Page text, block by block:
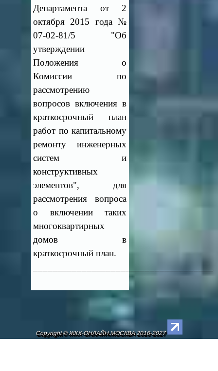
Департамента от 2
октября 2015 года №
07-02-81/5 "Об
утверждении
Положения о
Комиссии по
рассмотрению
вопросов включения в
краткосрочный план
работ по капитальному
ремонту инженерных
систем и
конструктивных
элементов", для
рассмотрения вопроса
о включении таких
многоквартирных
домов в
краткосрочный план.
Copyright © ЖКХ-ОНЛАЙН.МОСКВА 2016-2027